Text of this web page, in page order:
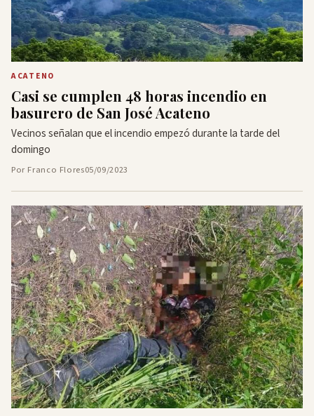
ACATENO
Casi se cumplen 48 horas incendio en
basurero de San José Acateno
Vecinos señalan que el incendio empezó durante la tarde del
domingo
Por Franco Flores05/09/2023